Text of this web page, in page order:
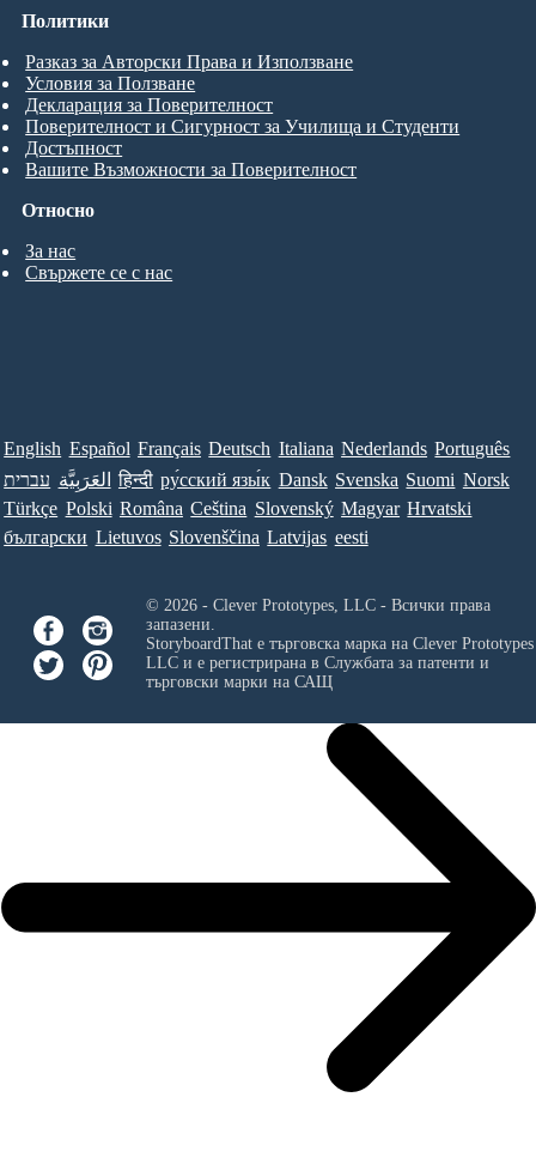
Относно
За нас
Свържете се с нас
Политики
Разказ за Авторски Права и Използване
Условия за Ползване
Декларация за Поверителност
Поверителност и Сигурност за Училища и Студенти
Достъпност
Вашите Възможности за Поверителност
English Español Français Deutsch Italiana Nederlands Português
עברית العَرَبِيَّة हिन्दी ру́сский язы́к Dansk Svenska Suomi Norsk
Türkçe Polski Româna Ceština Slovenský Magyar Hrvatski
български Lietuvos Slovenščina Latvijas eesti
© 2026 - Clever Prototypes, LLC - Всички права
запазени.
StoryboardThat е търговска марка на Clever
LLCи е регистрирана в Службата за патенти и
търговски марки на САЩ